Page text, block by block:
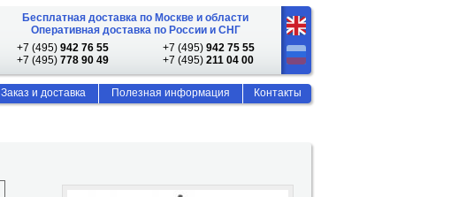
Бесплатная доставка по Москве и области
Оперативная доставка по России и СНГ
+7 (495) 942 76 55 +7 (495) 942 75 55
+7 (495) 778 90 49 +7 (495) 211 04 00
Заказ и доставка Полезная информация Контакты